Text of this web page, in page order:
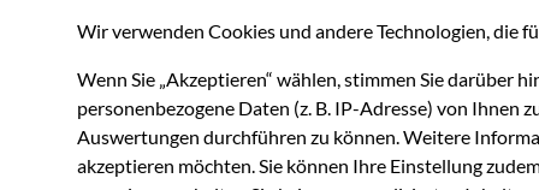
Musement hilft Ihnen, das Beste aus jedem Reiseziel
Zugriff zu unvergesslichen Erlebnissen auf der ganzen Welt